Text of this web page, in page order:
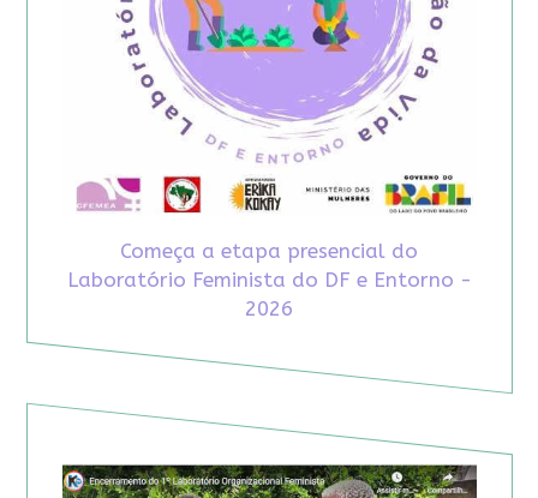
Começa a etapa presencial do
Laboratório Feminista do DF e Entorno -
2026